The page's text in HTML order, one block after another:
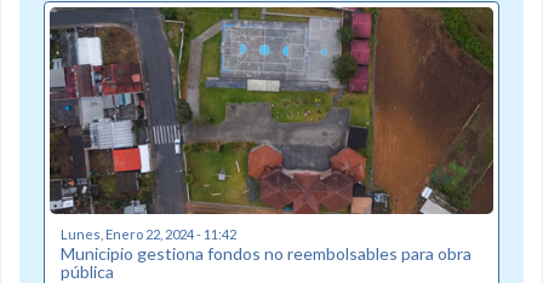
Lunes, Enero 22, 2024 - 11:42
Municipio gestiona fondos no reembolsables para obra
pública